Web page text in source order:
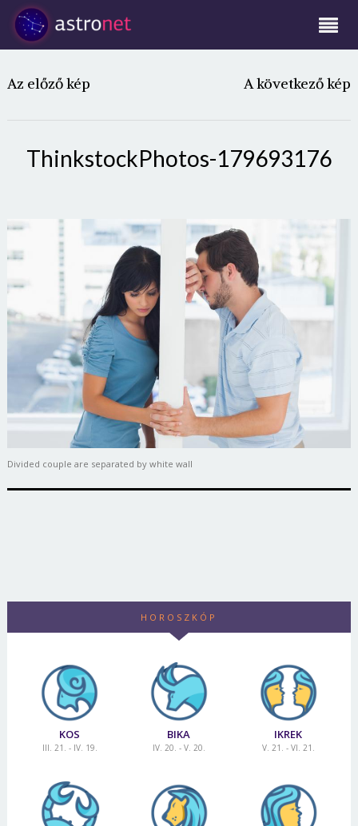
Az előző kép A következő kép
ThinkstockPhotos-179693176
Divided couple are separated by white wall
HOROSZKÓP
KOS
III. 21. - IV. 19.
BIKA
IV. 20. - V. 20.
IKREK
V. 21. - VI. 21.